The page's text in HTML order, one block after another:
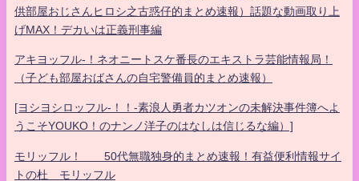
供部屋おじさんヒロシ之古惑仔的まとめ速報）話題な動画取り上
げMAX！デカいは正義刑事編
アキヨッフル-！ネオニートスケ番長のエキストラ芸能情報局！
（子ども部屋おばさんの自宅警備員的まとめ速報）
[ヨシヨシロッフル-！！-素浪人勇者カツオンの未解決事件簿へよ
うこそYOUKO！のナンノ洋子のはなしは信じるな編）]
モリッフル！ 50代無職独身的まとめ速報！有益便利情報サイ
トの杜 モリッフル